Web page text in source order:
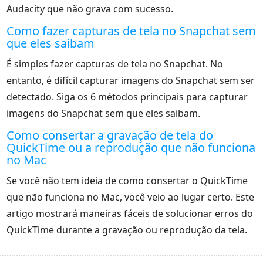
Audacity que não grava com sucesso.
Como fazer capturas de tela no Snapchat sem
que eles saibam
É simples fazer capturas de tela no Snapchat. No
entanto, é difícil capturar imagens do Snapchat sem ser
detectado. Siga os 6 métodos principais para capturar
imagens do Snapchat sem que eles saibam.
Como consertar a gravação de tela do
QuickTime ou a reprodução que não funciona
no Mac
Se você não tem ideia de como consertar o QuickTime
que não funciona no Mac, você veio ao lugar certo. Este
artigo mostrará maneiras fáceis de solucionar erros do
QuickTime durante a gravação ou reprodução da tela.